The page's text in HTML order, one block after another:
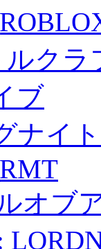
ルク
ブ
ナイ
オブ